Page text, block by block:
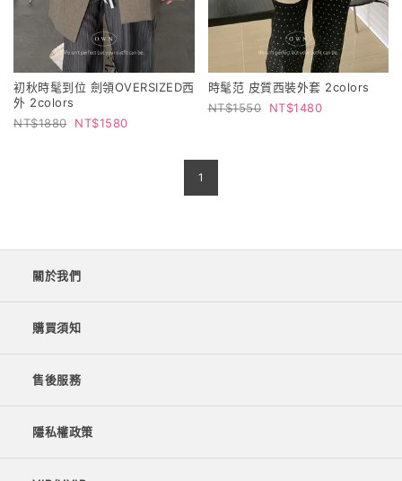
初秋時髦到位 劍領OVERSIZED西
外 2colors
1880
1580
時髦范 皮質西裝外套 2colors
1550
1480
1
關於我們
購買須知
售後服務
隱私權政策